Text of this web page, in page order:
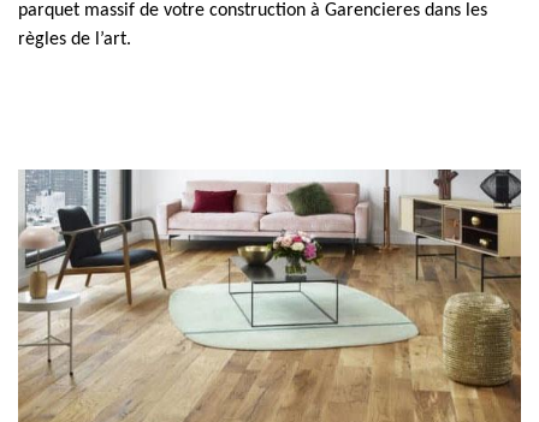
parquet massif de votre construction à Garencieres dans les
règles de l’art.